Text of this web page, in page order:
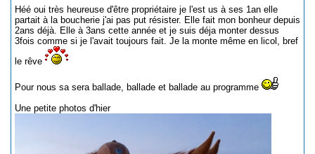
Héé oui très heureuse d'être propriétaire je l'est us à ses 1an elle
partait à la boucherie j'ai pas put résister. Elle fait mon bonheur depuis
2ans déjà. Elle à 3ans cette année et je suis déja monter dessus
3fois comme si je l'avait toujours fait. Je la monte même en licol, bref
le rêve
Pour nous sa sera ballade, ballade et ballade au programme
Une petite photos d'hier